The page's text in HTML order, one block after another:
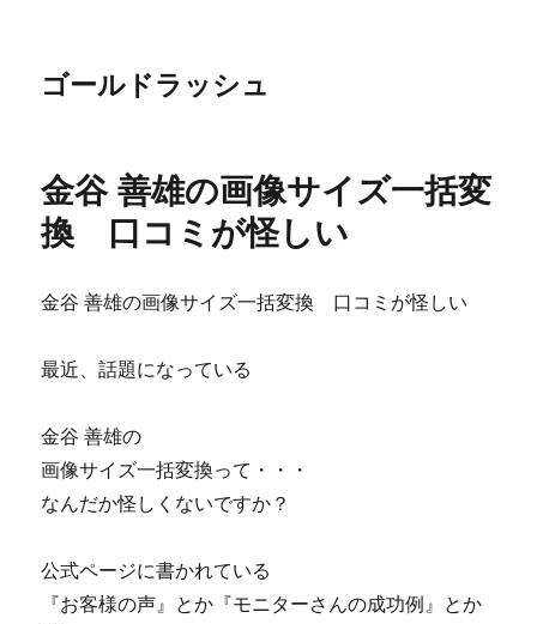
ゴールドラッシュ
金谷 善雄の画像サイズ一括変
換 口コミが怪しい
金谷 善雄の画像サイズ一括変換 口コミが怪しい
最近、話題になっている
金谷 善雄の
画像サイズ一括変換って・・・
なんだか怪しくないですか？
公式ページに書かれている
『お客様の声』とか『モニターさんの成功例』とか